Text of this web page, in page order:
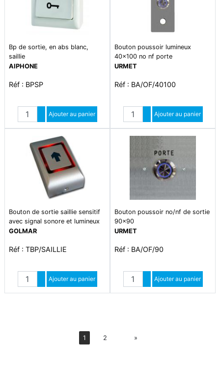
Bp de sortie, en abs blanc,
saillie
AIPHONE
Réf : BPSP
Quantité
Augmenter quantité
Diminuer quantité
Ajouter au panier
Bouton poussoir lumineux
40x100 no nf porte
URMET
Réf : BA/OF/40100
Quantité
Augmenter quantité
Diminuer quantité
Ajouter au panier
Bouton de sortie saillie sensitif
avec signal sonore et lumineux
GOLMAR
Réf : TBP/SAILLIE
Quantité
Augmenter quantité
Diminuer quantité
Ajouter au panier
Bouton poussoir no/nf de sortie
90x90
URMET
Réf : BA/OF/90
Quantité
Augmenter quantité
Diminuer quantité
Ajouter au panier
1 2 »Suiv